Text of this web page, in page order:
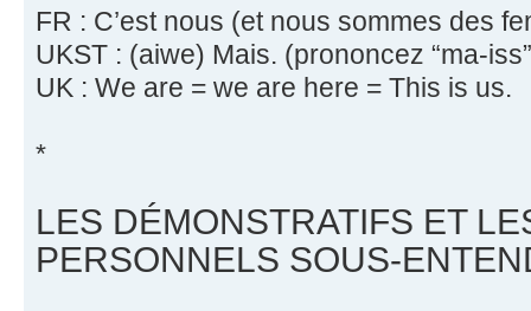
FR : C’est nous (et nous sommes des
UKST : (aiwe) Mais. (prononcez “ma-
UK : We are = we are here = This is us.
*
LES DÉMONSTRATIFS ET
PERSONNELS SOUS-